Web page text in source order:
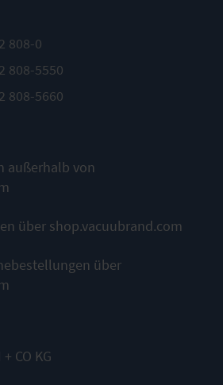
808-0
808-5550
808-5660
außerhalb von
über shop.vacuubrand.com
über
CO KG